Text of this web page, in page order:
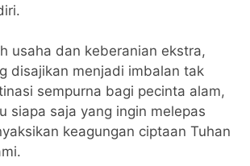
usaha dan keberanian ekstra,
disajikan menjadi imbalan tak
sempurna bagi pecinta alam,
siapa saja yang ingin melepas
keagungan ciptaan Tuhan